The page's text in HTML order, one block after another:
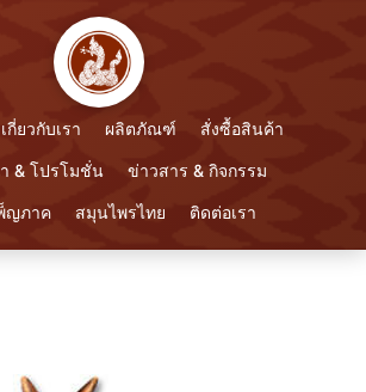
เกี่ยวกับเรา ผลิตภัณฑ์ สั่งซื้อสินค้า
& โปรโมชั่น ข่าวสาร & กิจกรรม
ญภาค สมุนไพรไทย ติดต่อเรา